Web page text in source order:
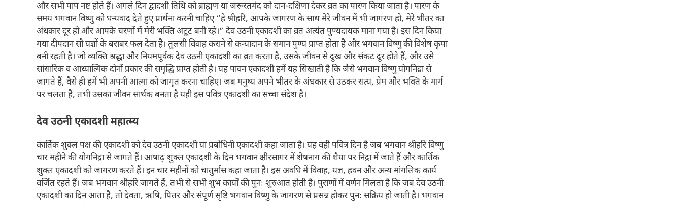
और सभी पाप नष्ट होते हैं। अगले दिन द्वादशी तिथि को ब्राह्मण या जरूरतमंद को दान-दक्षिणा देकर व्रत का पारण किया जाता है। पारण के
समय भगवान विष्णु को धन्यवाद देते हुए प्रार्थना करनी चाहिए “हे श्रीहरि, आपके जागरण के साथ मेरे जीवन में भी जागरण हो, मेरे भीतर का
अंधकार दूर हो और आपके चरणों में मेरी भक्ति अटूट बनी रहे।” देव उठनी एकादशी का व्रत अत्यंत पुण्यदायक माना गया है। इस दिन किया
गया दीपदान सौ यज्ञों के बराबर फल देता है। तुलसी विवाह कराने से कन्यादान के समान पुण्य प्राप्त होता है और भगवान विष्णु की विशेष कृपा
बनी रहती है। जो व्यक्ति श्रद्धा और नियमपूर्वक देव उठनी एकादशी का व्रत करता है, उसके जीवन से दुख और संकट दूर होते हैं, और उसे
सांसारिक व आध्यात्मिक दोनों प्रकार की समृद्धि प्राप्त होती है। यह पावन एकादशी हमें यह सिखाती है कि जैसे भगवान विष्णु योगनिद्रा से
जागते हैं, वैसे ही हमें भी अपनी आत्मा को जागृत करना चाहिए। जब मनुष्य अपने भीतर के अंधकार से उठकर सत्य, प्रेम और भक्ति के मार्ग
पर चलता है, तभी उसका जीवन सार्थक बनता है यही इस पवित्र एकादशी का सच्चा संदेश है।
देव उठनी एकादशीमहात्म्य
कार्तिक शुक्ल पक्ष की एकादशी को देव उठनी एकादशी या प्रबोधिनी एकादशी कहा जाता है। यह वही पवित्र दिन है जब भगवान श्रीहरि विष्णु
चार महीने की योगनिद्रा से जागते हैं। आषाढ़ शुक्ल एकादशी के दिन भगवान क्षीरसागर में शेषनाग की शैया पर निद्रा में जाते हैं और कार्तिक
शुक्ल एकादशी को जागरण करते हैं। इन चार महीनों को चातुर्मास कहा जाता है। इस अवधि में विवाह, यज्ञ, हवन और अन्य मांगलिक कार्य
वर्जित रहते हैं। जब भगवान श्रीहरि जागते हैं, तभी से सभी शुभ कार्यों की पुनः शुरुआत होती है। पुराणों में वर्णन मिलता है कि जब देव उठनी
एकादशी का दिन आता है, तो देवता, ऋषि, पितर और संपूर्ण सृष्टि भगवान विष्णु के जागरण से प्रसन्न होकर पुनः सक्रिय हो जाती है। भगवान